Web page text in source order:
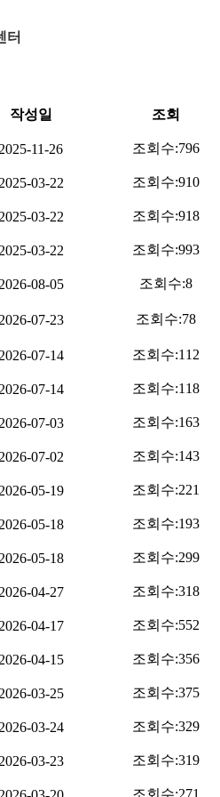
터
작성일 조회
2025-11-26 조회수:796
2025-03-22 조회수:910
2025-03-22 조회수:918
2025-03-22 조회수:993
2026-08-05 조회수:8
2026-07-23 조회수:78
2026-07-14 조회수:112
2026-07-14 조회수:118
2026-07-03 조회수:163
2026-07-02 조회수:143
2026-05-19 조회수:221
2026-05-18 조회수:193
2026-05-18 조회수:299
2026-04-27 조회수:318
2026-04-17 조회수:552
2026-04-15 조회수:356
2026-03-25 조회수:375
2026-03-24 조회수:329
2026-03-23 조회수:319
조회수:271